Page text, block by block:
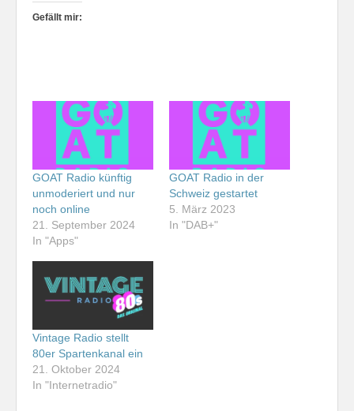
Gefällt mir:
GOAT Radio künftig
unmoderiert und nur
noch online
21. September 2024
In "Apps"
GOAT Radio in der
Schweiz gestartet
5. März 2023
In "DAB+"
Vintage Radio stellt
80er Spartenkanal ein
21. Oktober 2024
In "Internetradio"